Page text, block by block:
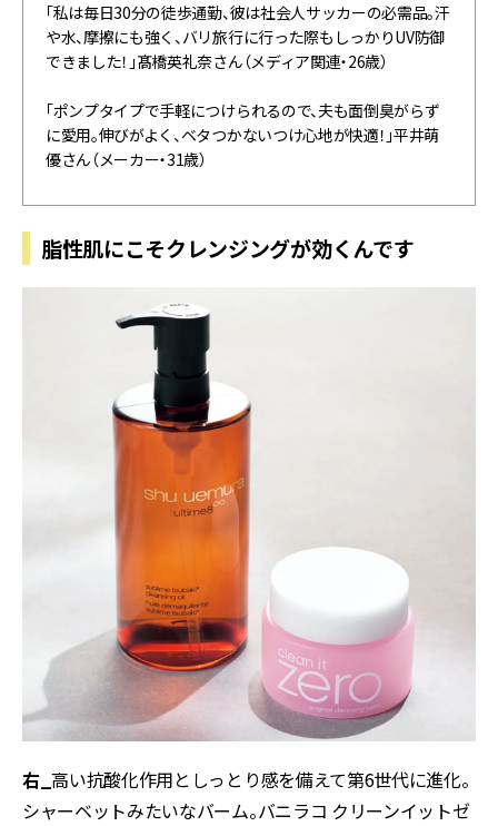
「私は毎日30分の徒歩通勤、彼は社会人サッカーの必需品。汗
や水、摩擦にも強く、バリ旅行に行った際もしっかりUV防御
できました！」髙橋英礼奈さん（メディア関連・26歳）
「ポンプタイプで手軽につけられるので、夫も面倒臭がらず
に愛用。伸びがよく、ベタつかないつけ心地が快適！」平井萌
優さん（メーカー・31歳）
脂性肌にこそクレンジングが効くんです
右_高い抗酸化作用としっとり感を備えて第6世代に進化。
シャーベットみたいなバーム。バニラコ クリーンイットゼ